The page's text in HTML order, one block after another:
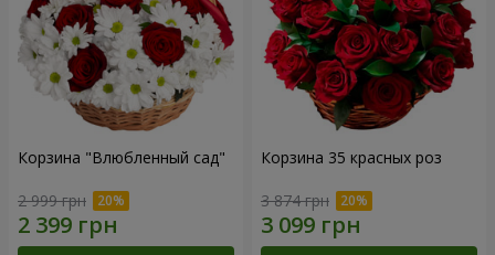
Корзина "Влюбленный сад"
2 999 грн
Корзина 35 красных роз
3 874 грн